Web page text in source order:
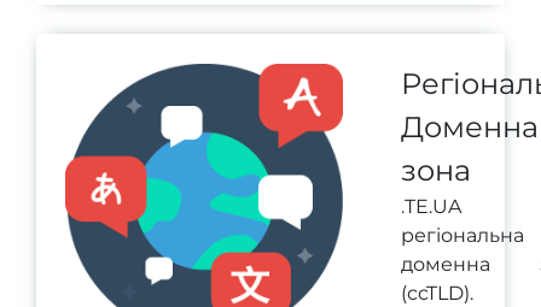
Доменна
зона
.TE.UA
регіональна
доменна
(ccTLD).